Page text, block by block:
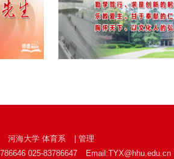
河海大学 体育系
管理
025-83786647
Email:TYX@hhu.edu.cn